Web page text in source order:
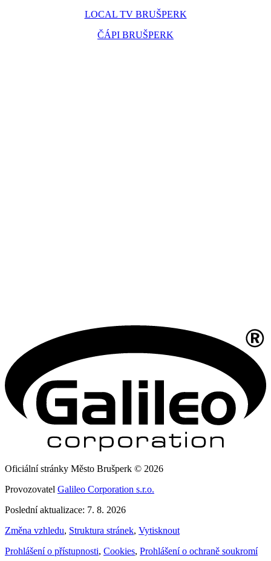
LOCAL TV BRUŠPERK
ČÁPI BRUŠPERK
Oficiální stránky Město Brušperk © 2026
Provozovatel Galileo Corporation s.r.o.
Poslední aktualizace: 7. 8. 2026
Změna vzhledu, Struktura stránek, Vytisknout
Prohlášení o přístupnosti, Cookies, Prohlášení o ochraně soukromí